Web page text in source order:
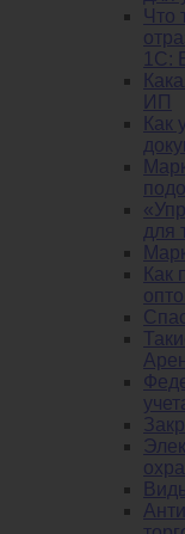
Что
1С:
ИП
Как
для
Как